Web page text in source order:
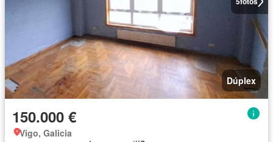
Dúplex
150.000 €
Vigo, Galicia